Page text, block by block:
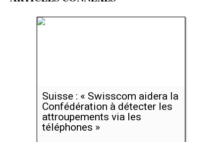
Suisse : « Swisscom aidera la
Confédération à détecter les
attroupements via les
téléphones »